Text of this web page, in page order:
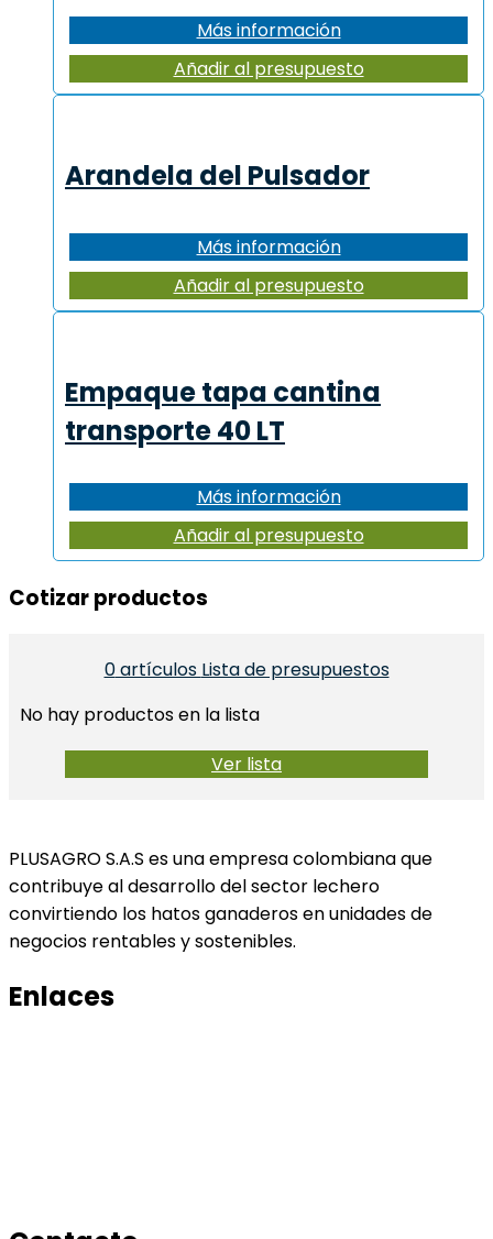
Más información
Añadir al presupuesto
Arandela del Pulsador
Más información
Añadir al presupuesto
Empaque tapa cantina
transporte 40 LT
Más información
Añadir al presupuesto
Cotizar productos​
0artículos Lista de presupuestos
No hay productos en la lista
Ver lista
PLUSAGRO S.A.S es una empresa colombiana que
contribuye al desarrollo del sector lechero
convirtiendo los hatos ganaderos en unidades de
negocios rentables y sostenibles.
Enlaces